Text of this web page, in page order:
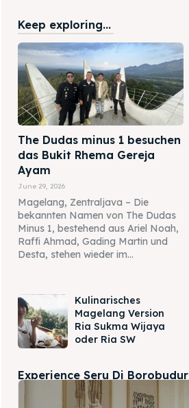
Keep exploring...
The Dudas minus 1 besuchen
das Bukit Rhema Gereja
Ayam
June 29, 2026
Magelang, Zentraljava – Die
bekannten Namen von The Dudas
Minus 1, bestehend aus Ariel Noah,
Raffi Ahmad, Gading Martin und
Desta, stehen wieder im...
Kulinarisches
Magelang Version
Ria Sukma Wijaya
oder Ria SW
Experience Seru Di Borobudur